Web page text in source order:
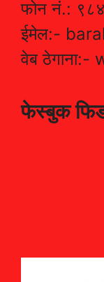
फोन नं.:
ईमेल:-
वेब
फेस्बुक